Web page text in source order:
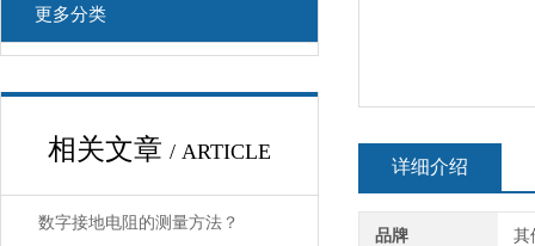
更多分类
相关文章 / ARTICLE
数字接地电阻的测量方法？
详细介绍
品牌 其